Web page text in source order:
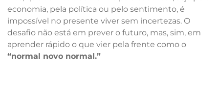
economia, pela política ou pelo sentimento, é
impossível no presente viver sem incertezas. O
desafio não está em prever o futuro, mas, sim, em
aprender rápido o que vier pela frente como o
“normal novo normal.”